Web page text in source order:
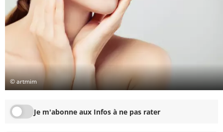
© artmim
Je m'abonne aux Infos à ne pas rater